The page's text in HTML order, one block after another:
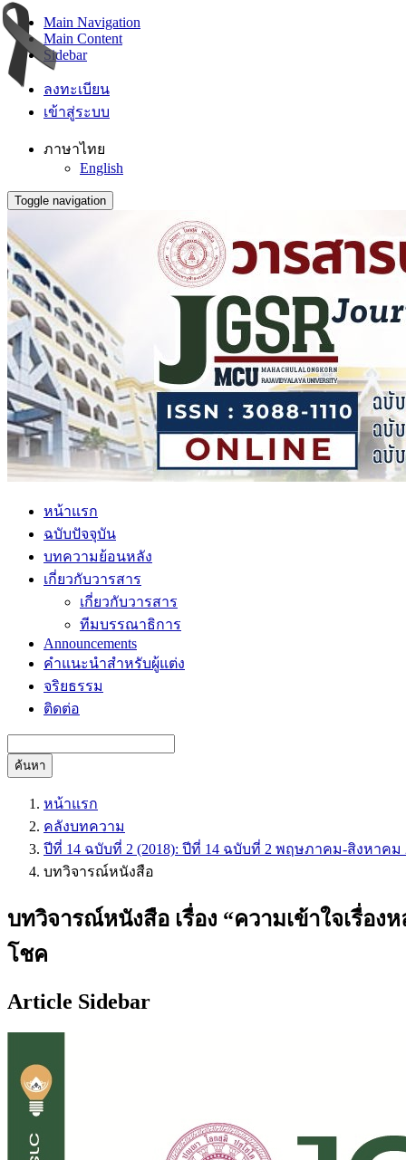
Main Navigation
Main Content
Sidebar
ลงทะเบียน
เข้าสู่ระบบ
ภาษาไทย
English
Toggle navigation
หน้าแรก
ฉบับปัจจุบัน
บทความย้อนหลัง
เกี่ยวกับวารสาร
เกี่ยวกับวารสาร
ทีมบรรณาธิการ
Announcements
คำแนะนำสำหรับผู้แต่ง
จริยธรรม
ติดต่อ
ค้นหา
หน้าแรก
คลังบทความ
ปีที่ 14 ฉบับที่ 2 (2018): ปีที่ 14 ฉบับที่ 2 พฤษภาคม-สิงหาคม
บทวิจารณ์หนังสือ
บทวิจารณ์หนังสือ เรื่อง “ความเข้าใจเรื่อ
โชค
Article Sidebar